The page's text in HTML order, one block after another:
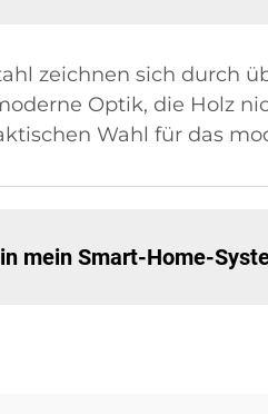
zeichnen sich durch
Optik, die Holz
Wahl für das
mein Smart-Home-